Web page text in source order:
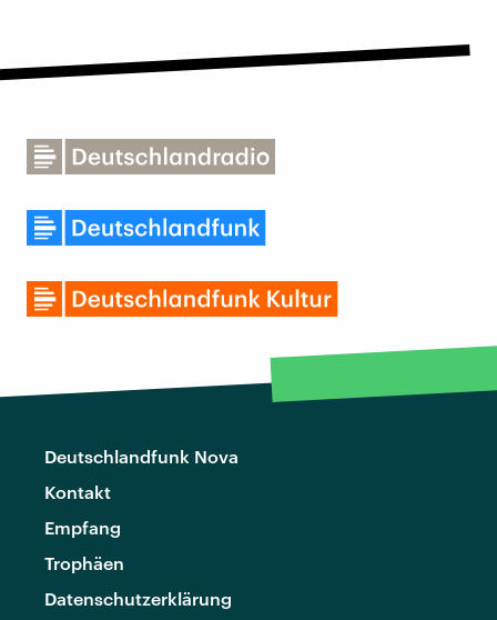
Deutschlandfunk Nova
Kontakt
Empfang
Trophäen
Datenschutzerklärung